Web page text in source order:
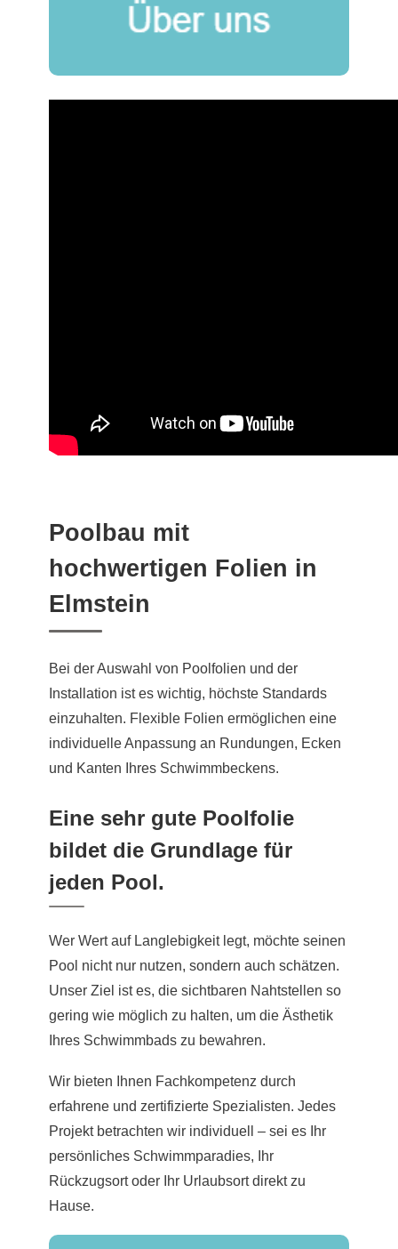
Poolbau mit
hochwertigen Folien in
Elmstein
Bei der Auswahl von Poolfolien und der
Installation ist es wichtig, höchste Standards
einzuhalten. Flexible Folien ermöglichen eine
individuelle Anpassung an Rundungen, Ecken
und Kanten Ihres Schwimmbeckens.
Eine sehr gute Poolfolie
bildet die Grundlage für
jeden Pool.
Wer Wert auf Langlebigkeit legt, möchte seinen
Pool nicht nur nutzen, sondern auch schätzen.
Unser Ziel ist es, die sichtbaren Nahtstellen so
gering wie möglich zu halten, um die Ästhetik
Ihres Schwimmbads zu bewahren.
Wir bieten Ihnen Fachkompetenz durch
erfahrene und zertifizierte Spezialisten. Jedes
Projekt betrachten wir individuell – sei es Ihr
persönliches Schwimmparadies, Ihr
Rückzugsort oder Ihr Urlaubsort direkt zu
Hause.